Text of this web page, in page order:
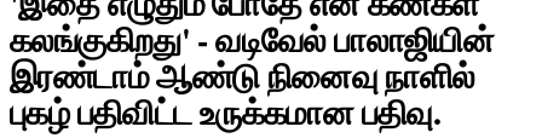
கலங்குகிறது' - வடிவேல் பாலாஜியின்
இரண்டாம் ஆண்டு நினைவு நாளில்
புகழ் பதிவிட்ட உருக்கமான பதிவு.